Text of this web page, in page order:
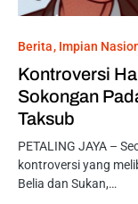
Berita Impian
Kontroversi
Sokongan
Taksub
PETALING JAYA –
kontroversi yang
Belia dan Sukan,…